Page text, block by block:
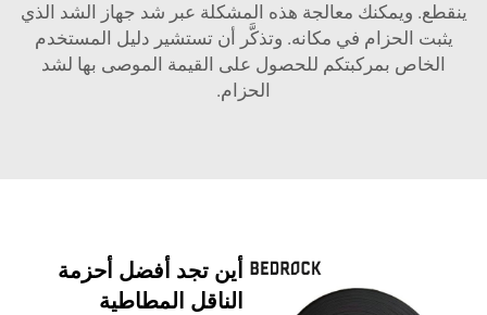
ينقطع. ويمكنك معالجة هذه المشكلة عبر شد جهاز الشد الذي
يثبت الحزام في مكانه. وتذكَّر أن تستشير دليل المستخدم
الخاص بمركبتكم للحصول على القيمة الموصى بها لشد
الحزام.
أين تجد أفضل أحزمة
الناقل المطاطية